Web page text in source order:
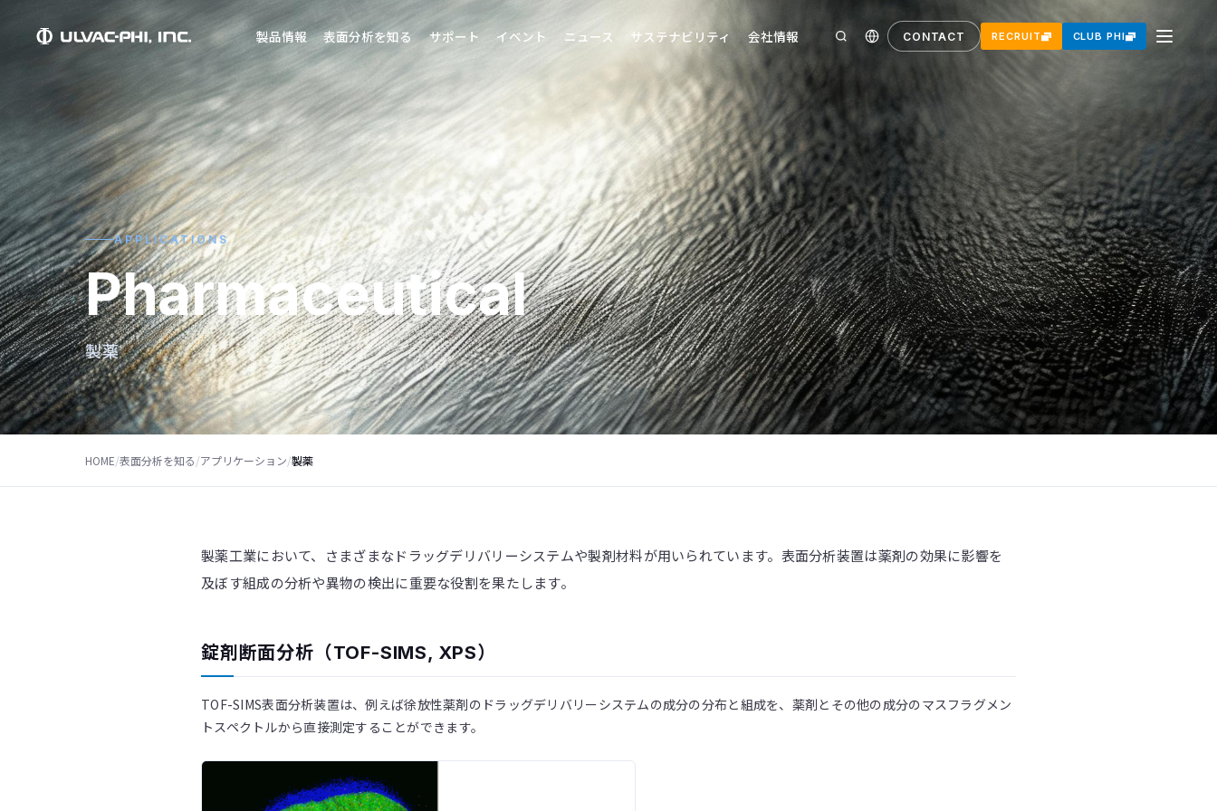
製品情報 表面分析を知る サポート イベント ニュース サステナビリティ 会社情報 CONTACT RECRUIT CLUB PHI
APPLICATIONS
Pharmaceutical
製薬
HOME/表面分析を知る/アプリケーション/製薬
製薬工業において、さまざまなドラッグデリバリーシステムや製剤材料が用いられています。表面分析装置は薬剤の効果に影響を
及ぼす組成の分析や異物の検出に重要な役割を果たします。
錠剤断面分析（TOF-SIMS, XPS）
TOF-SIMS表面分析装置は、例えば徐放性薬剤のドラッグデリバリーシステムの成分の分布と組成を、薬剤とその他の成分のマスフラグメン
トスペクトルから直接測定することができます。